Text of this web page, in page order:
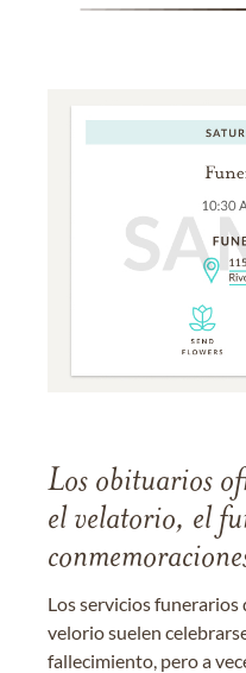
Los obituarios
el velatorio, el
Los servicios
velorio suelen
fallecimiento, pero a